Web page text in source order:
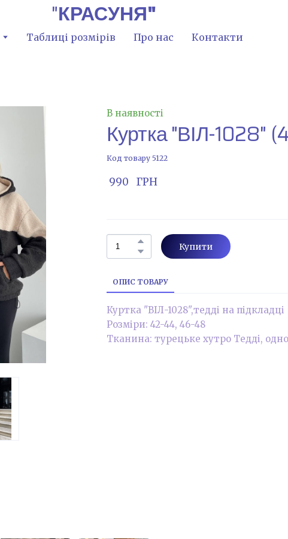
"КРАСУНЯ"
Таблиці розмірів Про нас Контакти
В наявності
Куртка "ВІЛ-1028"
Код товару 5122
990   ГРН
Купити
ОПИС ТОВАРУ
Куртка "ВІЛ-1028",тедді на підкладці
Розміри: 42-44, 46-48
Тканина: турецьке хутро Тедді,